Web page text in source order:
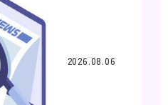
2026.08.06